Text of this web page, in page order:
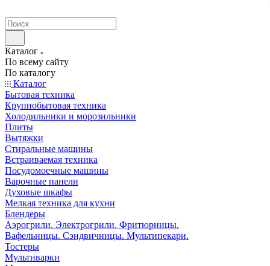
Каталог
По всему сайту
По каталогу
Каталог
Бытовая техника
Крупнобытовая техника
Холодильники и морозильники
Плиты
Вытяжки
Стиральные машины
Встраиваемая техника
Посудомоечные машины
Варочные панели
Духовые шкафы
Мелкая техника для кухни
Блендеры
Аэрогрили. Электрогрили. Фритюрницы.
Вафельницы. Сэндвичницы. Мультипекари.
Тостеры
Мультиварки